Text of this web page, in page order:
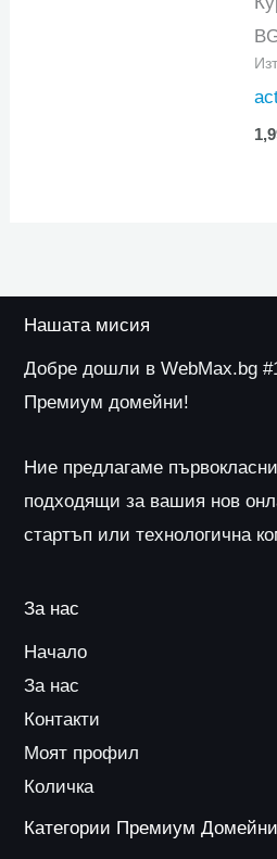
Нашата мисия
Добре дошли в WebMax.bg
Премиум домейни!
Ние предлагаме
подходящи за вашия нов
стартъп или технологична
За нас
Начало
За нас
Контакти
Моят профил
Количка
Категории Премиум